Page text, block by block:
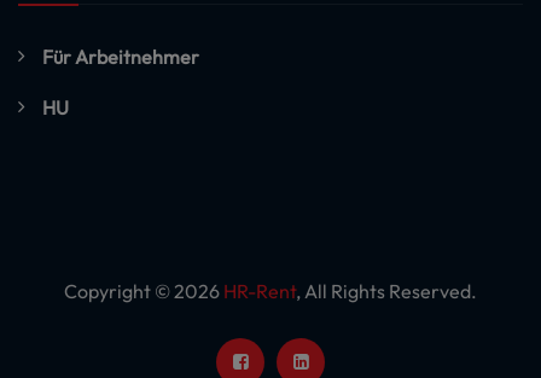
Für Arbeitnehmer
HU
Copyright © 2026 HR-Rent, All Rights Reserved.